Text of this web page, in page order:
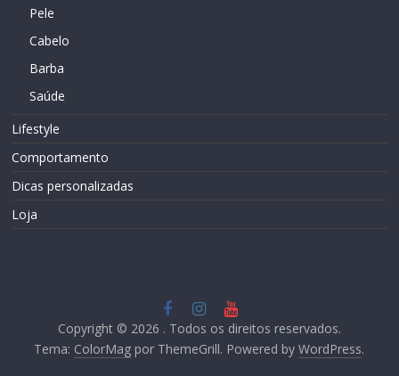
Pele
Cabelo
Barba
Saúde
Lifestyle
Comportamento
Dicas personalizadas
Loja
Copyright © 2026 . Todos os direitos reservados.
Tema: ColorMag por ThemeGrill. Powered byWordPress.